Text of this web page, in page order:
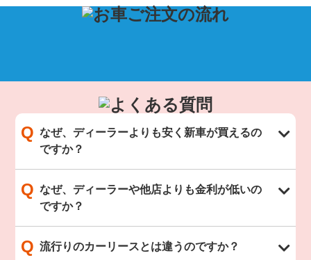
Q なぜ、ディーラーよりも安く新車が買えるの
ですか？
Q なぜ、ディーラーや他店よりも金利が低いの
ですか？
Q 流行りのカーリースとは違うのですか？